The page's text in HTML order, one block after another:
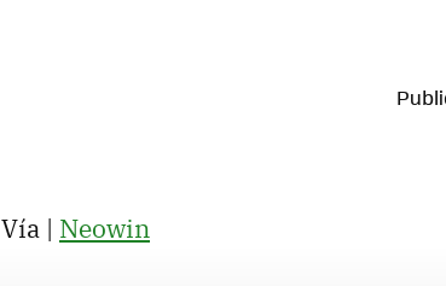
Vía | Neowin